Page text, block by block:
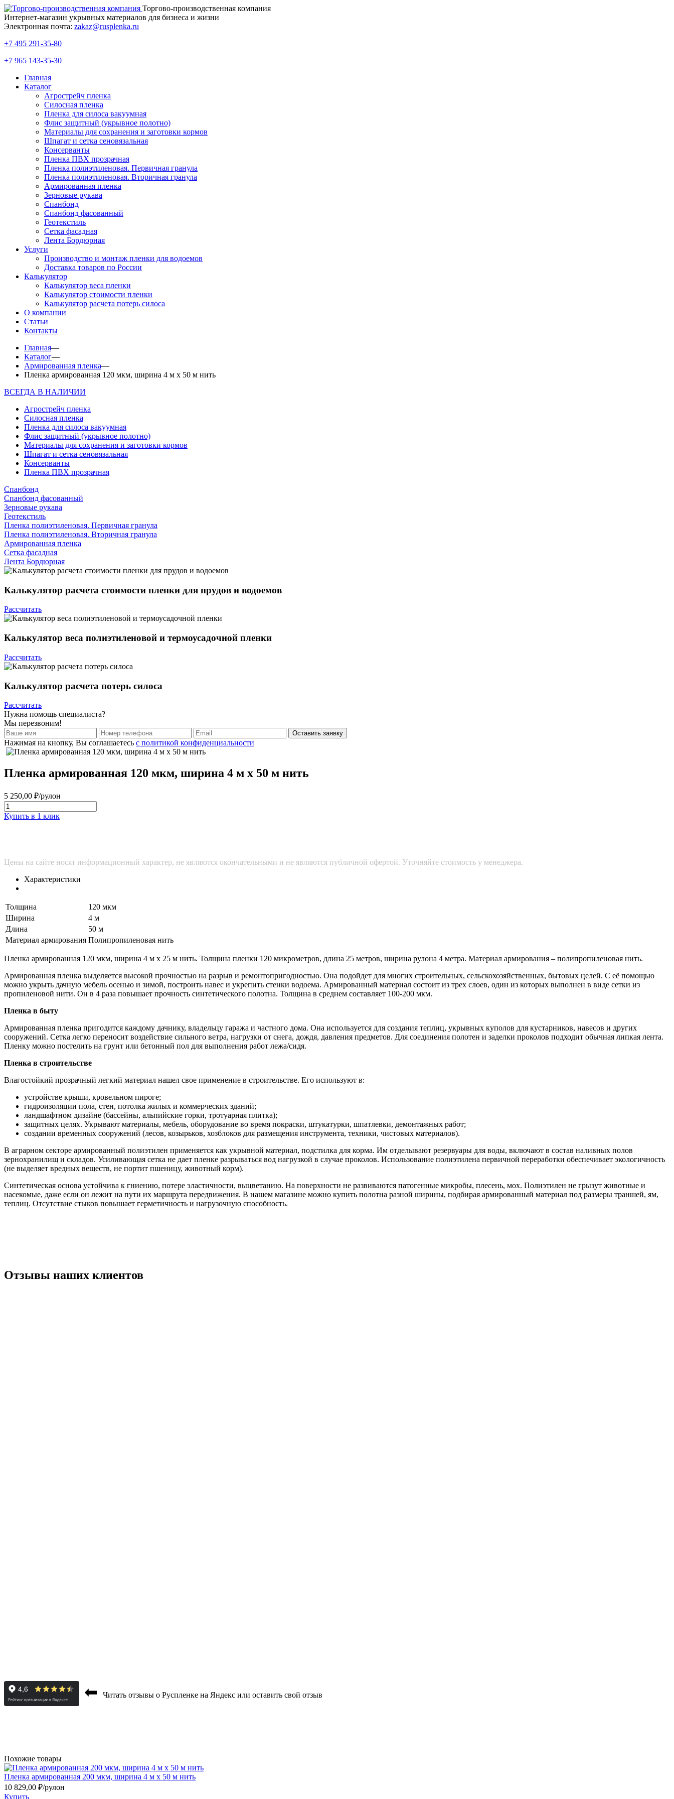
Торгово-производственная компания
Интернет-магазин укрывных материалов для бизнеса и жизни
Электронная почта: zakaz@rusplenka.ru
+7 495 291-35-80
+7 965 143-35-30
Главная
Каталог
Агрострейч пленка
Силосная пленка
Пленка для силоса вакуумная
Флис защитный (укрывное полотно)
Материалы для сохранения и заготовки кормов
Шпагат и сетка сеновязальная
Консерванты
Пленка ПВХ прозрачная
Пленка полиэтиленовая. Первичная гранула
Пленка полиэтиленовая. Вторичная гранула
Армированная пленка
Зерновые рукава
Спанбонд
Спанбонд фасованный
Геотекстиль
Сетка фасадная
Лента Бордюрная
Услуги
Производство и монтаж пленки для водоемов
Доставка товаров по России
Калькулятор
Калькулятор веса пленки
Калькулятор стоимости пленки
Калькулятор расчета потерь силоса
О компании
Статьи
Контакты
Главная—
Каталог—
Армированная пленка—
Пленка армированная 120 мкм, ширина 4 м х 50 м нить
ВСЕГДА В НАЛИЧИИ
Агрострейч пленка
Силосная пленка
Пленка для силоса вакуумная
Флис защитный (укрывное полотно)
Материалы для сохранения и заготовки кормов
Шпагат и сетка сеновязальная
Консерванты
Пленка ПВХ прозрачная
Спанбонд
Спанбонд фасованный
Зерновые рукава
Геотекстиль
Пленка полиэтиленовая. Первичная гранула
Пленка полиэтиленовая. Вторичная гранула
Армированная пленка
Сетка фасадная
Лента Бордюрная
Калькулятор расчета стоимости пленки для прудов и водоемов
Рассчитать
Калькулятор веса полиэтиленовой и термоусадочной пленки
Рассчитать
Калькулятор расчета потерь силоса
Рассчитать
Нужна помощь специалиста?
Мы перезвоним!
Оставить заявку
Нажимая на кнопку, Вы соглашаетесь с политикой конфиденциальности
Пленка армированная 120 мкм, ширина 4 м х 50 м нить
5 250,00 ₽/рулон
Купить в 1 клик
Цены на сайте носят информационный характер, не являются окончательными и не являются публичной офертой. Уточняйте стоимость у менеджера.
Характеристики
Толщина
120 мкм
Ширина
4 м
Длина
50 м
Материал армирования Полипропиленовая нить
Пленка армированная 120 мкм, ширина 4 м х 25 м нить. Толщина пленки 120 микрометров, длина 25 метров, ширина рулона 4 метра. Материал армирования – полипропиленовая нить.
Армированная пленка выделяется высокой прочностью на разрыв и ремонтопригодностью. Она подойдет для многих строительных, сельскохозяйственных, бытовых целей. С её помощью
можно укрыть дачную мебель осенью и зимой, построить навес и укрепить стенки водоема. Армированный материал состоит из трех слоев, один из которых выполнен в виде сетки из
пропиленовой нити. Он в 4 раза повышает прочность синтетического полотна. Толщина в среднем составляет 100-200 мкм.
Пленка в быту
Армированная пленка пригодится каждому дачнику, владельцу гаража и частного дома. Она используется для создания теплиц, укрывных куполов для кустарников, навесов и других
сооружений. Сетка легко переносит воздействие сильного ветра, нагрузки от снега, дождя, давления предметов. Для соединения полотен и заделки проколов подходит обычная липкая лента.
Пленку можно постелить на грунт или бетонный пол для выполнения работ лежа/сидя.
Пленка в строительстве
Влагостойкий прозрачный легкий материал нашел свое применение в строительстве. Его используют в:
устройстве крыши, кровельном пироге;
гидроизоляции пола, стен, потолка жилых и коммерческих зданий;
ландшафтном дизайне (бассейны, альпийские горки, тротуарная плитка);
защитных целях. Укрывают материалы, мебель, оборудование во время покраски, штукатурки, шпатлевки, демонтажных работ;
создании временных сооружений (лесов, козырьков, хозблоков для размещения инструмента, техники, чистовых материалов).
В аграрном секторе армированный полиэтилен применяется как укрывной материал, подстилка для корма. Им отделывают резервуары для воды, включают в состав наливных полов
зернохранилищ и складов. Усиливающая сетка не дает пленке разрываться вод нагрузкой в случае проколов. Использование полиэтилена первичной переработки обеспечивает экологичность
(не выделяет вредных веществ, не портит пшеницу, животный корм).
Синтетическая основа устойчива к гниению, потере эластичности, выцветанию. На поверхности не развиваются патогенные микробы, плесень, мох. Полиэтилен не грызут животные и
насекомые, даже если он лежит на пути их маршрута передвижения. В нашем магазине можно купить полотна разной ширины, подбирая армированный материал под размеры траншей, ям,
теплиц. Отсутствие стыков повышает герметичность и нагрузочную способность.
Отзывы наших клиентов
⬅ Читать отзывы о Руспленке на Яндекс или оставить свой отзыв
Похожие товары
Пленка армированная 200 мкм, ширина 4 м х 50 м нить
10 829,00 ₽/рулон
Купить